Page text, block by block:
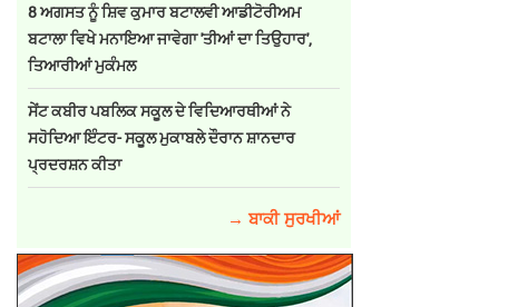
8 ਅਗਸਤ ਨੂੰ ਸ਼ਿਵ ਕੁਮਾਰ ਬਟਾਲਵੀ ਆਡੀਟੋਰੀਅਮ
ਬਟਾਲਾ ਵਿਖੇ ਮਨਾਇਆ ਜਾਵੇਗਾ 'ਤੀਆਂ ਦਾ ਤਿਉਹਾਰ',
ਤਿਆਰੀਆਂ ਮੁਕੰਮਲ
ਸੇਂਟ ਕਬੀਰ ਪਬਲਿਕ ਸਕੂਲ ਦੇ ਵਿਦਿਆਰਥੀਆਂ ਨੇ
ਸਹੋਦਿਆ ਇੰਟਰ- ਸਕੂਲ ਮੁਕਾਬਲੇ ਦੌਰਾਨ ਸ਼ਾਨਦਾਰ
ਪ੍ਰਦਰਸ਼ਨ ਕੀਤਾ
→ ਬਾਕੀ ਸੁਰਖੀਆਂ